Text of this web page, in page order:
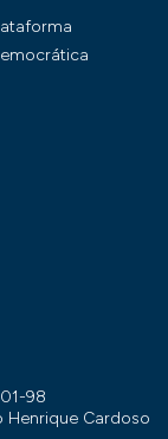
98
Henrique Cardoso